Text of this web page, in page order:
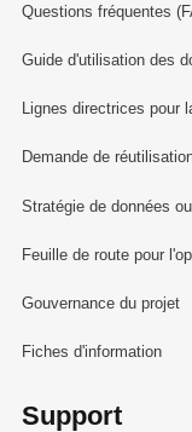
Questions fréquentes
Guide d'utilisation des
Lignes directrices pour
Demande de
Stratégie de données
Feuille de route pour
Gouvernance du projet
Fiches d'information
Support